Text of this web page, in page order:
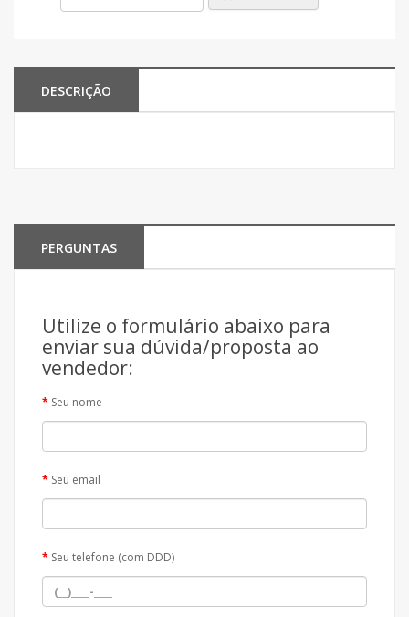
DESCRIÇÃO
PERGUNTAS
Utilize o formulário abaixo para
enviar sua dúvida/proposta ao
vendedor:
Seu nome
Seu email
Seu telefone (com DDD)